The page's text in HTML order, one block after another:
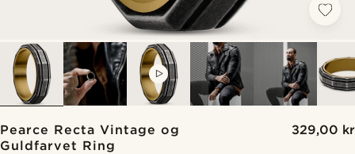
VIDEO
Pearce Recta Vintage og
Guldfarvet Ring
329,00 kr